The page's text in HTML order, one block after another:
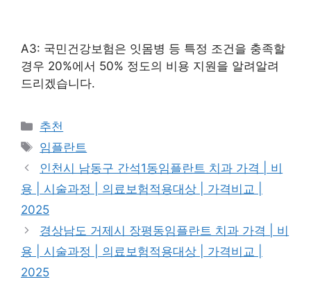
A3: 국민건강보험은 잇몸병 등 특정 조건을 충족할
경우 20%에서 50% 정도의 비용 지원을 알려알려
드리겠습니다.
카
테
리
추천
태
그
임플란트
인천시 남동구 간석1동임플란트 치과 가격 | 비
용 | 시술과정 | 의료보험적용대상 | 가격비교 |
2025
경상남도 거제시 장평동임플란트 치과 가격 | 비
용 | 시술과정 | 의료보험적용대상 | 가격비교 |
2025